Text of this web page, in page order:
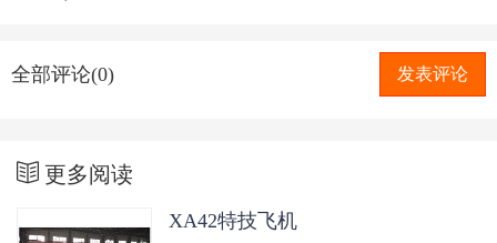
全部评论(0) 发表评论
更多阅读
XA42特技飞机